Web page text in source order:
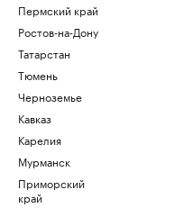
Пермский край
Ростов-на-Дону
Татарстан
Тюмень
Черноземье
Кавказ
Карелия
Мурманск
Приморский
край